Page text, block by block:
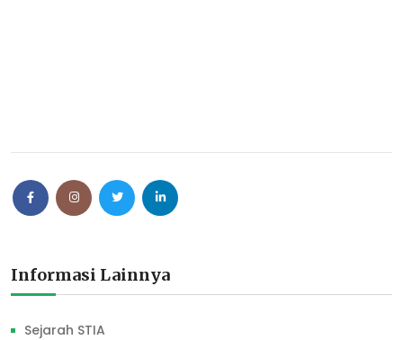
Informasi Lainnya
Sejarah STIA